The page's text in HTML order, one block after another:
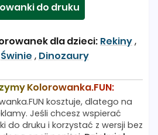
do druku
dla dzieci: Rekiny,
Świnie , Dinozaury
Kolorowanka.FUN:
kosztuje, dlatego na
Jeśli chcesz wspierać
do druku i korzystać z wersji bez